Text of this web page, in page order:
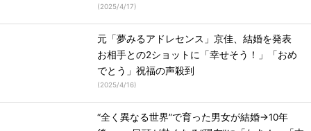
(2025/4/17)
元「夢みるアドレセンス」京佳、結婚を発表
お相手との2ショットに「幸せそう！」「おめ
でとう」祝福の声殺到
(2025/4/16)
“全く異なる世界”で育った男女が結婚→10年